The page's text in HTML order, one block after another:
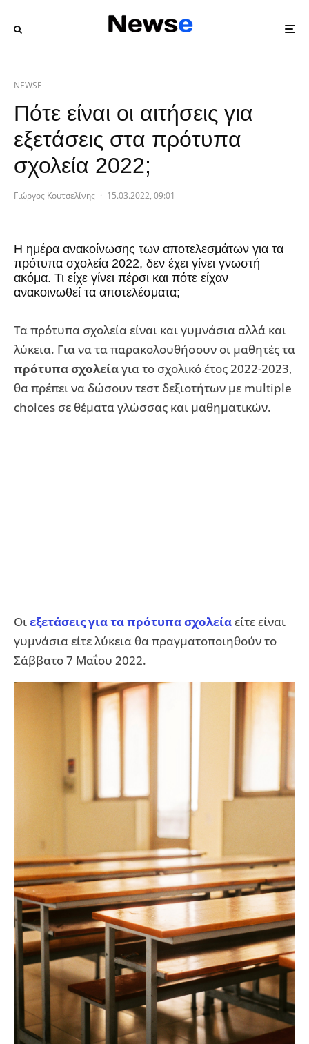
NEWSE
Πότε είναι οι αιτήσεις για
εξετάσεις στα πρότυπα
σχολεία 2022;
Γιώργος Κουτσελίνης · 15.03.2022, 09:01
Η ημέρα ανακοίνωσης των αποτελεσμάτων για τα
πρότυπα σχολεία 2022, δεν έχει γίνει γνωστή
ακόμα. Τι είχε γίνει πέρσι και πότε είχαν
ανακοινωθεί τα αποτελέσματα;
Τα πρότυπα σχολεία είναι και γυμνάσια αλλά και
λύκεια. Για να τα παρακολουθήσουν οι μαθητές τα
πρότυπα σχολείαγια το σχολικό έτος 2022-2023,
θα πρέπει να δώσουν τεστ δεξιοτήτων με multiple
choices σε θέματα γλώσσας και μαθηματικών.
Οιεξετάσεις για τα πρότυπα σχολείαείτε είναι
γυμνάσια είτε λύκεια θα πραγματοποιηθούν το
Σάββατο 7 Μαΐου 2022.